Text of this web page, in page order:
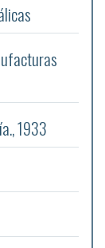
1933